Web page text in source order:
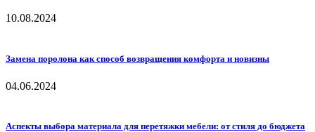
10.08.2024
Замена поролона как способ возвращения комфорта и новизны
04.06.2024
Аспекты выбора материала для перетяжки мебели: от стиля до бюджета